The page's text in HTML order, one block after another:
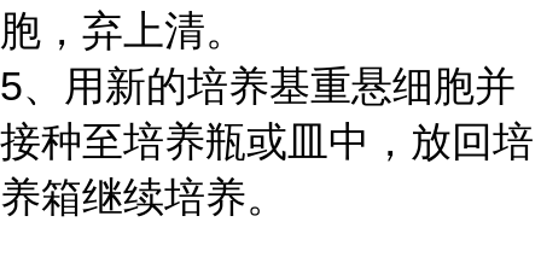
胞，弃上清。
5、用新的培养基重悬细胞并
接种至培养瓶或皿中，放回培
养箱继续培养。